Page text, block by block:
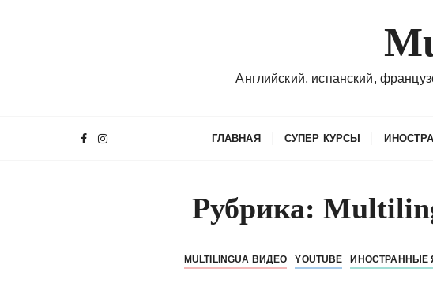
Английский, испанский,
ГЛАВНАЯ СУПЕР КУРСЫ
Рубрика:
MULTILINGUA ВИДЕО YOUTUBE ИНОСТРАННЫЕ